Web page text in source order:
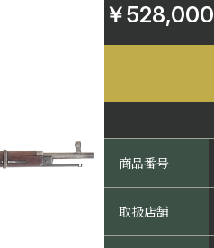
￥528,000
商品番号
取扱店舗